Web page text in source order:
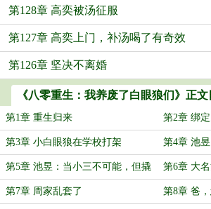
第128章 高奕被汤征服
第127章 高奕上门，补汤喝了有奇效
第126章 坚决不离婚
《八零重生：我养废了白眼狼们》正
第1章 重生归来 第2章 绑
第3章 小白眼狼在学校打架 第4章 池
第5章 池昱：当小三不可能，但撬
墙角可以
第6章 大
第7章 周家乱套了 第8章 爸